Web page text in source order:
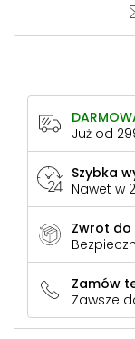
Już od
Szybka
Nawet w
Zwrot do
Zamów
Zawsze